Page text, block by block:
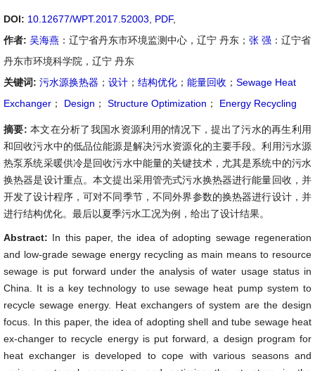
DOI: 10.12677/WPT.2017.52003 PDF,
作者: 吴海燕 ：辽宁省丹东市环境监测中心，辽宁 丹东； 张 强 ：辽宁省
丹东市环境科学院，辽宁 丹东
关键词: 污水源换热器 ； 设计 ； 结构优化 ； 能量回收 ； Sewage Heat
Exchanger ； Design ； Structure Optimization ； Energy Recycling
摘要: 本文在分析了我国水资源利用的情况下，提出了污水的再生利用
和回收污水中的低品位能源是解决污水资源化的主要手段。利用污水源
热泵系统采暖供冷是回收污水中能量的关键技术，尤其是系统中的污水
换热器是设计重点。本文提出采用管壳式污水换热器进行能量回收，并
开发了设计程序，可对不同季节，不同外界参数的换热器进行设计，并
进行结构优化。最后以夏季污水工况为例，给出了设计结果。
Abstract: In this paper, the idea of adopting sewage regeneration
and low-grade sewage energy recycling as main means to resource
sewage is put forward under the analysis of water usage status in
China. It is a key technology to use sewage heat pump system to
recycle sewage energy. Heat exchangers of system are the design
focus. In this paper, the idea of adopting shell and tube sewage heat
ex-changer to recycle energy is put forward, a design program for
heat exchanger is developed to cope with various seasons and